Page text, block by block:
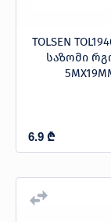
TOLSEN
საზომი
6.9 ₾